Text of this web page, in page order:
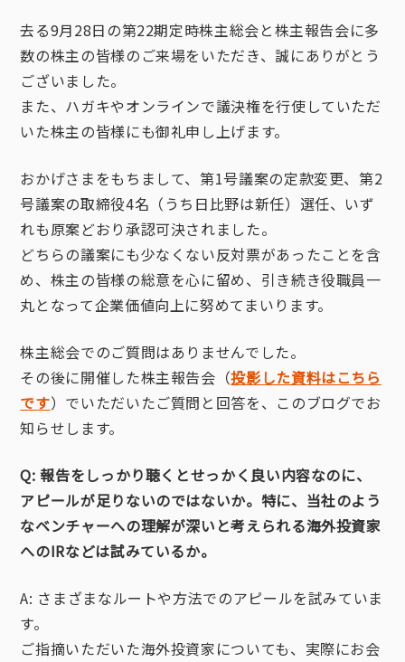
去る9月28日の第22期定時株主総会と株主報告会に多
数の株主の皆様のご来場をいただき、誠にありがとう
ございました。
また、ハガキやオンラインで議決権を行使していただ
いた株主の皆様にも御礼申し上げます。
おかげさまをもちまして、第1号議案の定款変更、第2
号議案の取締役4名（うち日比野は新任）選任、いず
れも原案どおり承認可決されました。
どちらの議案にも少なくない反対票があったことを含
め、株主の皆様の総意を心に留め、引き続き役職員一
丸となって企業価値向上に努めてまいります。
株主総会でのご質問はありませんでした。
その後に開催した株主報告会（投影した資料はこちら
です）でいただいたご質問と回答を、このブログでお
知らせします。
Q: 報告をしっかり聴くとせっかく良い内容なのに、
アピールが足りないのではないか。特に、当社のよう
なベンチャーへの理解が深いと考えられる海外投資家
へのIRなどは試みているか。
A: さまざまなルートや方法でのアピールを試みていま
す。
ご指摘いただいた海外投資家についても、実際にお会